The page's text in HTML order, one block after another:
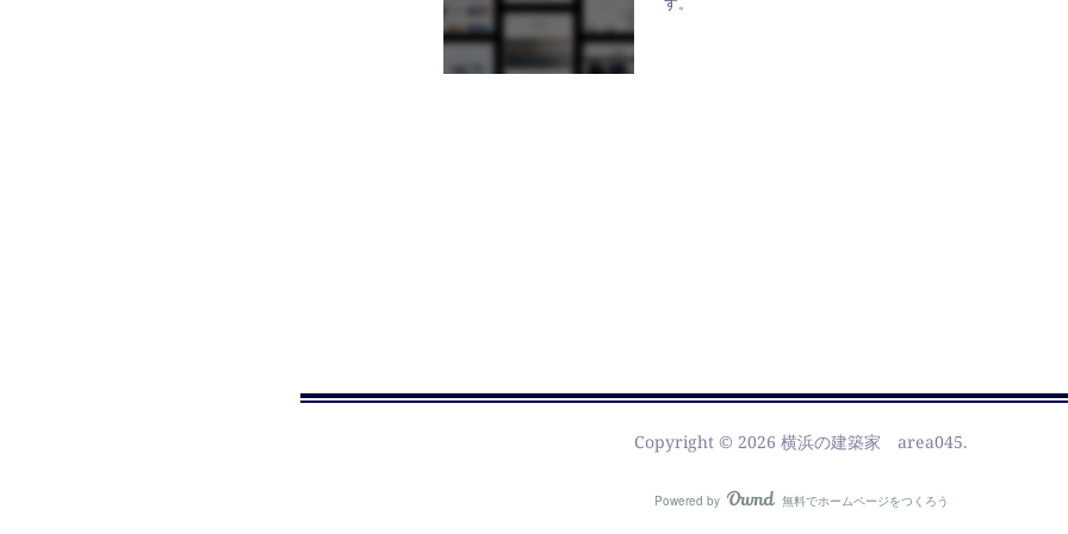
Copyright © 2026 横浜の建築家 area045.
Powered by AmebaOwnd
無料でホームページをつくろう